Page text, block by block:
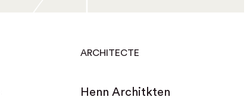
ARCHITECTE
Henn Architkten